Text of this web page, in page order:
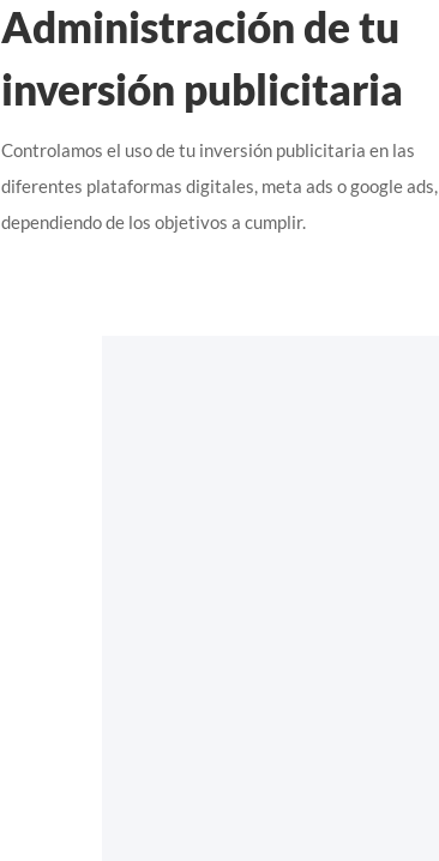
Administración de tu
inversión publicitaria
Controlamos el uso de tu inversión publicitaria en las
diferentes plataformas digitales, meta ads o google ads,
dependiendo de los objetivos a cumplir.